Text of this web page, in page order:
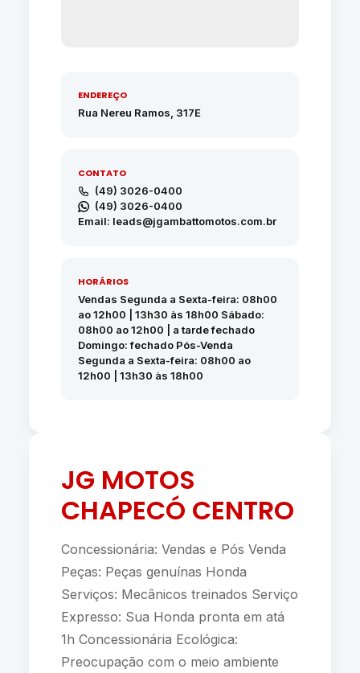
ENDEREÇO
Rua Nereu Ramos, 317E
CONTATO
(49) 3026-0400
(49) 3026-0400
Email: leads@jgambattomotos.com.br
HORÁRIOS
Vendas Segunda a Sexta-feira: 08h00
ao 12h00 | 13h30 às 18h00 Sábado:
08h00 ao 12h00 | a tarde fechado
Domingo: fechado Pós-Venda
Segunda a Sexta-feira: 08h00 ao
12h00 | 13h30 às 18h00
JG MOTOS
CHAPECÓ CENTRO
Concessionária: Vendas e Pós Venda
Peças: Peças genuínas Honda
Serviços: Mecânicos treinados Serviço
Expresso: Sua Honda pronta em atá
1h Concessionária Ecológica:
Preocupação com o meio ambiente